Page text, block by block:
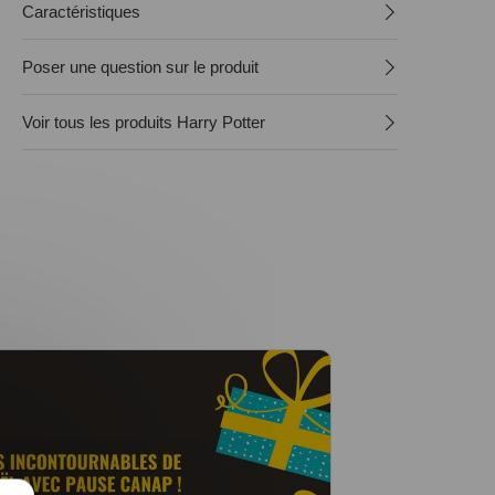
Caractéristiques
Poser une question sur le produit
Voir tous les produits Harry Potter